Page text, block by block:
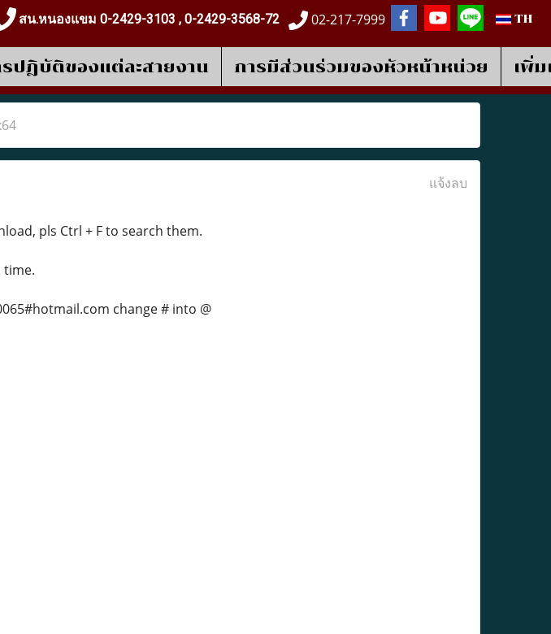
สน.หนองแขม 0-2429-3103 , 0-2429-3568-72 02-217-7999 TH
ปฎิบัติของแต่ละสายงาน การมีส่วนร่วมของหัวหน้าหน่วย เพิ่
แจ้งลบ
pls Ctrl + F to search them.
time.
change # into @